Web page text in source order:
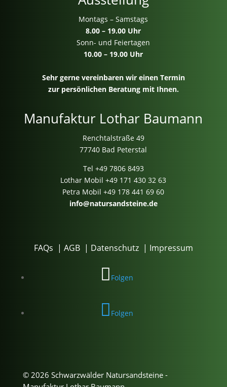
Montags – Samstags
8.00 – 19.00 Uhr
Sonn- und Feiertagen
10.00 – 19.00 Uhr
Sehr gerne vereinbaren wir einen Termin
zur persönlichen Beratung mit Ihnen.
Manufaktur Lothar Baumann
Renchtalstraße 49
77740 Bad Peterstal
Tel +49 7806 8493
Lothar Mobil+49 171 430 32 63
Petra Mobil+49 178 441 69 60
info@natursandsteine.de
FAQs | AGB| Datenschutz| Impressum
Folgen
Folgen
© 2026 Schwarzwälder Natursandsteine -